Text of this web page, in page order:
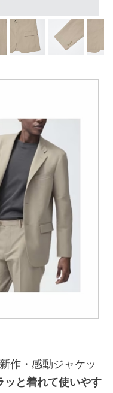
作・感動ジャケッ
ッと着れて使いやす